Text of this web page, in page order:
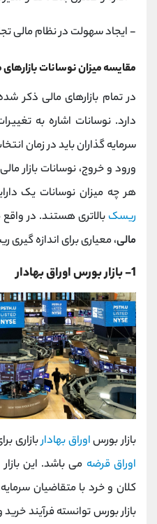
- ایجاد سهولت در نظام مالی
مقایسه میزان نوسانات بازارهای
در تمام بازارهای مالی ذکر
دارد. نوسانات اشاره به
سرمایه گذاران باید در زمان
ورود و خروج، نوسانات بازار
هر چه میزان نوسانات یک
ریسک بالاتری هستند. در
مالی، معیاری برای اندازه
1- بازار بورس اوراق بهادار
بازار بورساوراق بهاداربازاری
اوراق قرضه می باشد. این
کلان و خرد با متقاضیان
بازار بورس توانسته فرآیند